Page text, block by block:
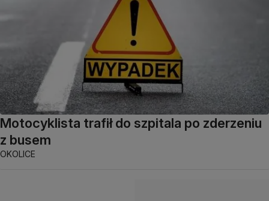
Motocyklista trafił do szpitala po zderzeniu
z busem
OKOLICE